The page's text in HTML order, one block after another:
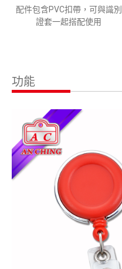
配件包含PVC扣帶，可與識別
證套一起搭配使用
功能